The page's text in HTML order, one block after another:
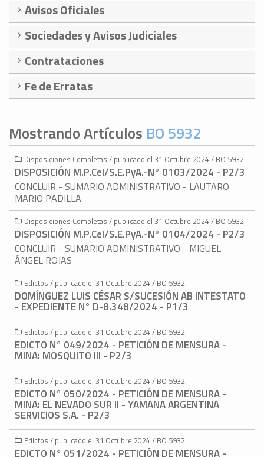
Avisos Oficiales
Sociedades y Avisos Judiciales
Contrataciones
Fe de Erratas
Mostrando Artículos BO 5932
Disposiciones Completas / publicado el 31 Octubre 2024 / BO 5932
DISPOSICIÓN M.P.CeI/S.E.PyA.-N° 0103/2024 - P2/3
CONCLUIR - SUMARIO ADMINISTRATIVO - LAUTARO
MARIO PADILLA
Disposiciones Completas / publicado el 31 Octubre 2024 / BO 5932
DISPOSICIÓN M.P.CeI/S.E.PyA.-N° 0104/2024 - P2/3
CONCLUIR - SUMARIO ADMINISTRATIVO - MIGUEL
ÁNGEL ROJAS
Edictos / publicado el 31 Octubre 2024 / BO 5932
DOMÍNGUEZ LUIS CÉSAR S/SUCESIÓN AB INTESTATO
- EXPEDIENTE N° D-8.348/2024 - P1/3
Edictos / publicado el 31 Octubre 2024 / BO 5932
EDICTO N° 049/2024 - PETICIÓN DE MENSURA -
MINA: MOSQUITO III - P2/3
Edictos / publicado el 31 Octubre 2024 / BO 5932
EDICTO N° 050/2024 - PETICIÓN DE MENSURA -
MINA: EL NEVADO SUR II - YAMANA ARGENTINA
SERVICIOS S.A. - P2/3
Edictos / publicado el 31 Octubre 2024 / BO 5932
EDICTO N° 051/2024 - PETICIÓN DE MENSURA -